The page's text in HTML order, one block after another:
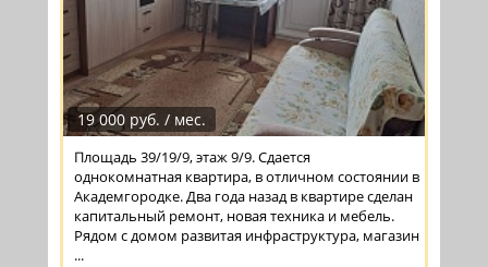
19 000 руб. / мес.
Площадь 39/19/9, этаж 9/9. Сдается
однокомнатная квартира, в отличном состоянии в
Академгородке. Два года назад в квартире сделан
капитальный ремонт, новая техника и мебель.
Рядом с домом развитая инфраструктура, магазин
...